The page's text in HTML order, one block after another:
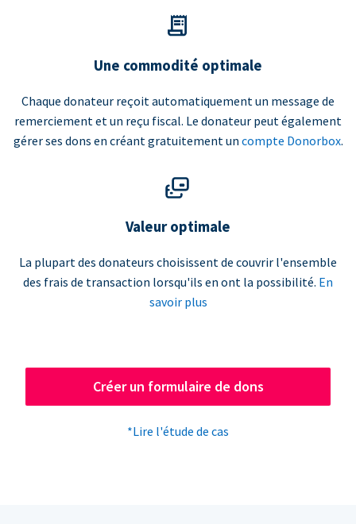
Une commodité optimale
Chaque donateur reçoit automatiquement un message de
remerciement et un reçu fiscal. Le donateur peut également
gérer ses dons en créant gratuitement un compte Donorbox.
Valeur optimale
La plupart des donateurs choisissent de couvrir l'ensemble
des frais de transaction lorsqu'ils en ont la possibilité. En
savoir plus
Créer un formulaire de dons
*Lire l'étude de cas